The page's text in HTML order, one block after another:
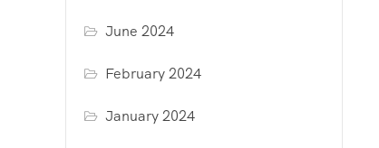
June 2024
February 2024
January 2024